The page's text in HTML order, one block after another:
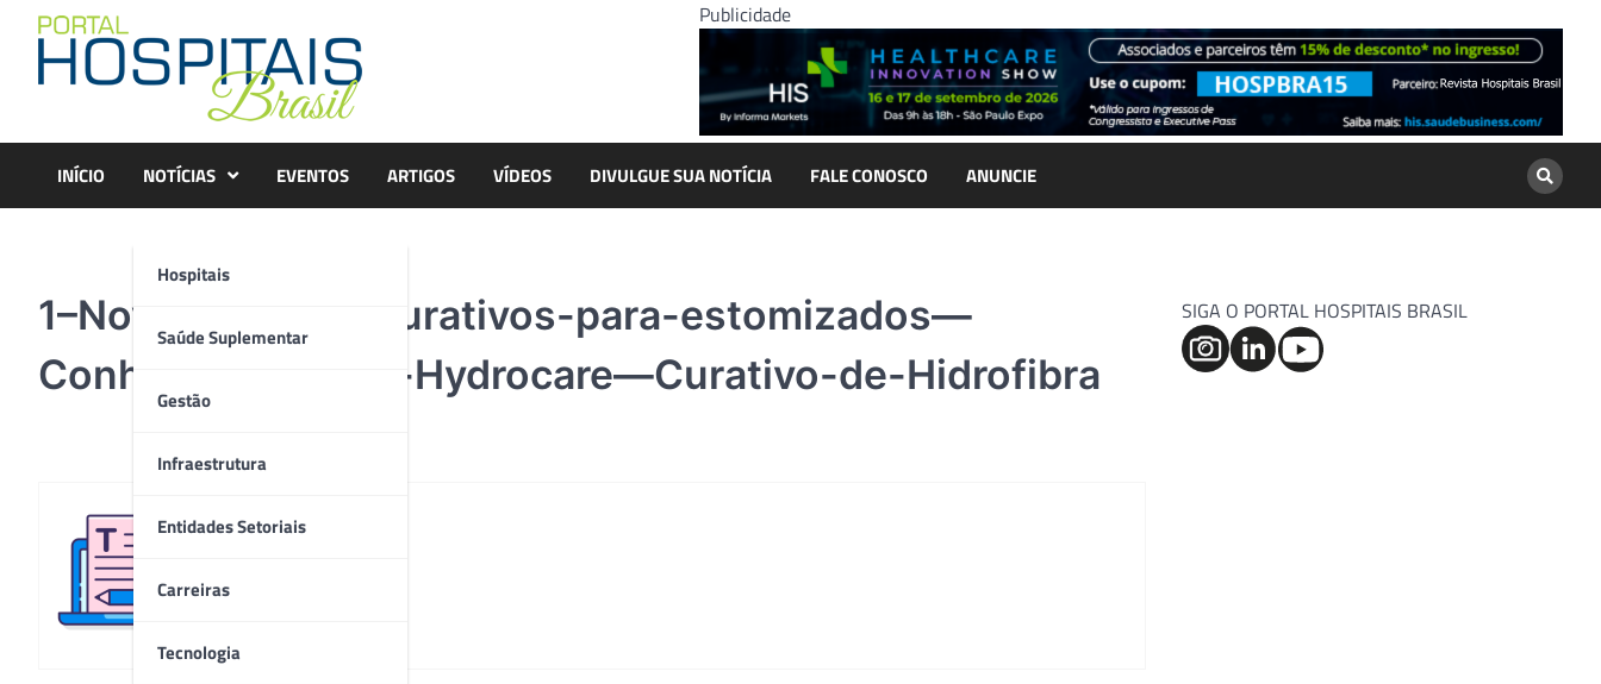
content
Publicidade
INÍCIO NOTÍCIAS
Hospitais
Saúde Suplementar
Gestão
Infraestrutura
Entidades Setoriais
Carreiras
Tecnologia
EVENTOS ARTIGOS VÍDEOS DIVULGUE SUA NOTÍCIA FALE CONOSCO ANUNCIE
1–Nova-linha-de-curativos-para-estomizados—
Conheça-o-Casex-Hydrocare—Curativo-de-Hidrofibra
SIGA O PORTAL HOSPITAIS BRASIL